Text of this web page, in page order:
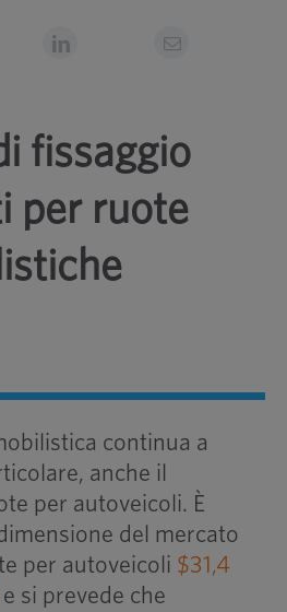
fissaggio
per ruote
continua a
anche il
per autoveicoli. È
del mercato
per autoveicoli $31,4
e si prevede che